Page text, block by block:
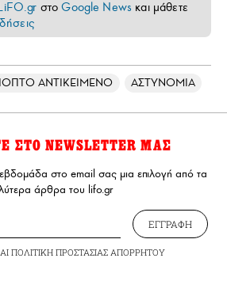
στοGoogle News και μάθετε
ΑΝΤΙΚΕΙΜΕΝΟ ΑΣΤΥΝΟΜΙΑ
ΣΤΟ NEWSLETTER ΜΑΣ
στο email σας μια επιλογή από τα
άρθρα του lifo.gr
ΕΓΓΡΑΦΗ
ΠΟΛΙΤΙΚΗ ΠΡΟΣΤΑΣΙΑΣ ΑΠΟΡΡΗΤΟΥ